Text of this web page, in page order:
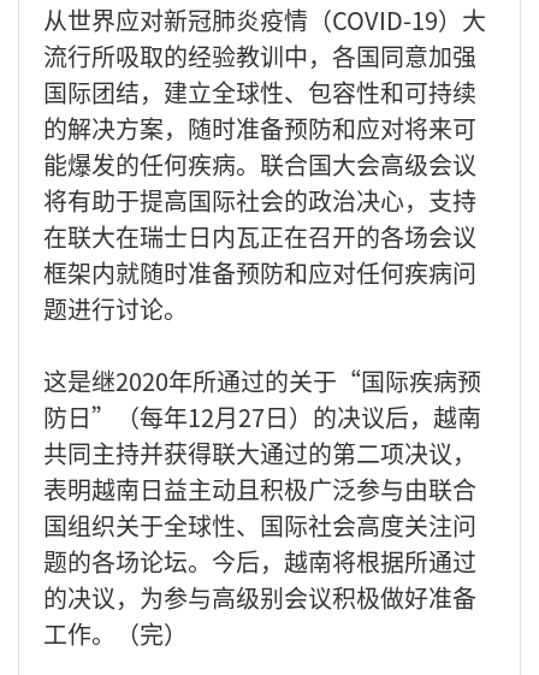
从世界应对新冠肺炎疫情（COVID-19）大
流行所吸取的经验教训中，各国同意加强
国际团结，建立全球性、包容性和可持续
的解决方案，随时准备预防和应对将来可
能爆发的任何疾病。联合国大会高级会议
将有助于提高国际社会的政治决心，支持
在联大在瑞士日内瓦正在召开的各场会议
框架内就随时准备预防和应对任何疾病问
题进行讨论。
这是继2020年所通过的关于“国际疾病预
防日”（每年12月27日）的决议后，越南
共同主持并获得联大通过的第二项决议，
表明越南日益主动且积极广泛参与由联合
国组织关于全球性、国际社会高度关注问
题的各场论坛。今后，越南将根据所通过
的决议，为参与高级别会议积极做好准备
工作。（完）